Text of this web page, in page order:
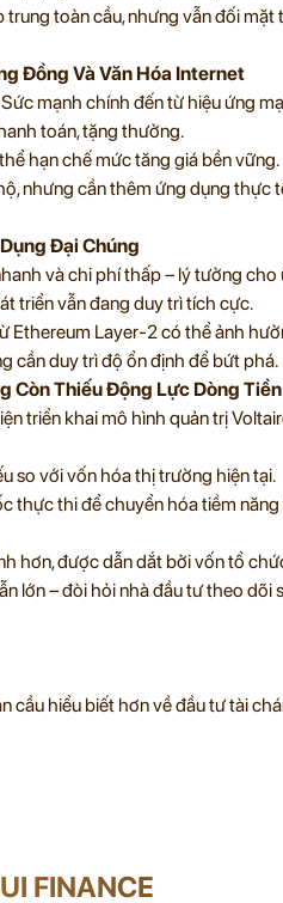
trung toàn cầu, nhưng vẫn đối
Đồng Và Văn Hóa Internet
mạnh chính đến từ hiệu ứng
toán, tặng thưởng.
hạn chế mức tăng giá bền vững.
nhưng cần thêm ứng dụng thực
Đại Chúng
và chi phí thấp – lý tưởng cho
triển vẫn đang duy trì tích cực.
Ethereum Layer-2 có thể ảnh
cần duy trì độ ổn định để bứt phá.
Còn Thiếu Động Lực Dòng Tiền
triển khai mô hình quản trị
so với vốn hóa thị trường hiện tại.
thực thi để chuyển hóa tiềm
hơn, được dẫn dắt bởi vốn tổ
lớn – đòi hỏi nhà đầu tư theo dõi
cầu hiểu biết hơn về đầu tư tài
FINANCE